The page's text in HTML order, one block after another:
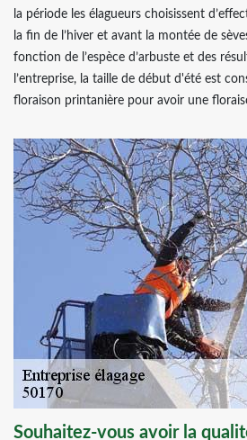
la période les élagueurs choisissent
la fin de l’hiver et avant la montée de
fonction de l’espèce d’arbuste et des
l’entreprise, la taille de début d'été est
floraison printanière pour avoir une
Souhaitez-vous avoir la